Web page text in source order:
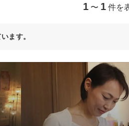
1 〜 1 件を
ます。